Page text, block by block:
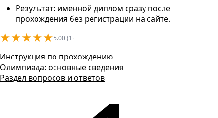
Результат: именной диплом сразу после
прохождения без регистрации на сайте.
★★★★★5.00 (1)
Инструкция по прохождению
Олимпиада: основные сведения
Раздел вопросов и ответов
Корзина
Контакты